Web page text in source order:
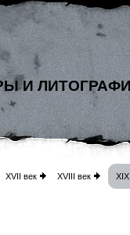
И
XVII век XVIII век